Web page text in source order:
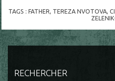
TAGS : FATHER, TEREZA NVOTOVA,
RECHERCHER